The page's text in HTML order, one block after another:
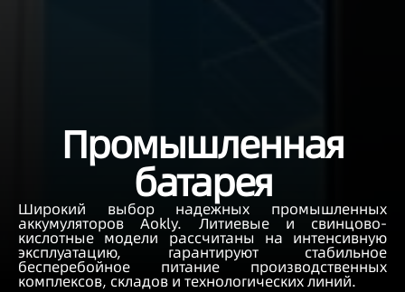
Промышленная
батарея
Широкий выбор надежных промышленных
аккумуляторов Aokly. Литиевые и свинцово-
кислотные модели рассчитаны на интенсивную
эксплуатацию, гарантируют стабильное
бесперебойное питание производственных
комплексов, складов и технологических линий.